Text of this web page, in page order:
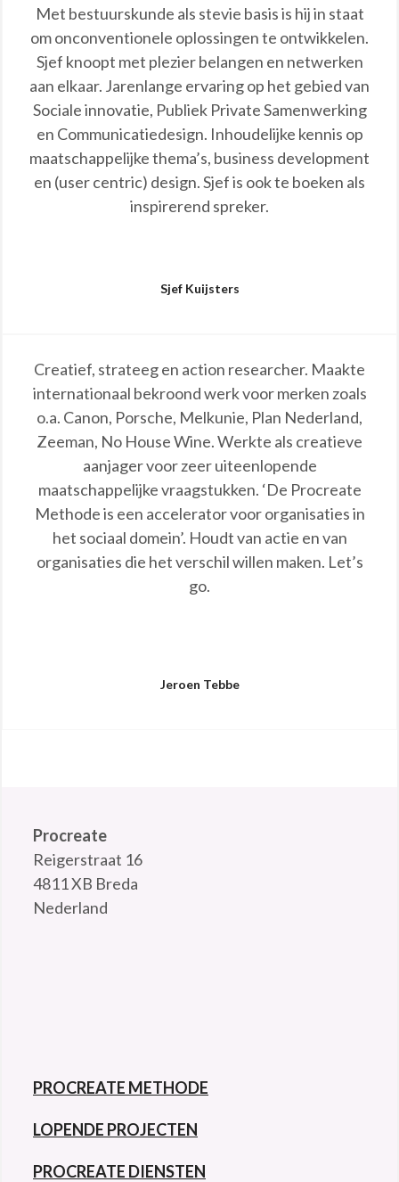
Met bestuurskunde als stevie basis is hij in staat
om onconventionele oplossingen te ontwikkelen.
Sjef knoopt met plezier belangen en netwerken
aan elkaar. Jarenlange ervaring op het gebied van
Sociale innovatie, Publiek Private Samenwerking
en Communicatiedesign. Inhoudelijke kennis op
maatschappelijke thema’s, business development
en (user centric) design. Sjef is ook te boeken als
inspirerend spreker.
Sjef Kuijsters
Creatief, strateeg en action researcher. Maakte
internationaal bekroond werk voor merken zoals
o.a. Canon, Porsche, Melkunie, Plan Nederland,
Zeeman, No House Wine. Werkte als creatieve
aanjager voor zeer uiteenlopende
maatschappelijke vraagstukken. ‘De Procreate
Methode is een accelerator voor organisaties in
het sociaal domein’. Houdt van actie en van
organisaties die het verschil willen maken. Let’s
go.
Jeroen Tebbe
Procreate
Reigerstraat 16
4811 XB Breda
Nederland
PROCREATE METHODE
LOPENDE PROJECTEN
PROCREATE DIENSTEN